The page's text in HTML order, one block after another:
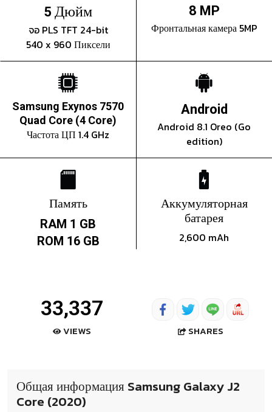
5 Дюйм
จอ PLS TFT 24-bit
540 x 960 Пиксели
8 MP
Фронтальная камера 5MP
Samsung Exynos 7570
Quad Core (4 Core)
Частота ЦП 1.4 GHz
Android
Android 8.1 Oreo (Go
edition)
Память
RAM 1 GB
ROM 16 GB
Аккумуляторная
батарея
2,600 mAh
33,337
VIEWS SHARES
Общая информация Samsung Galaxy J2
Core (2020)